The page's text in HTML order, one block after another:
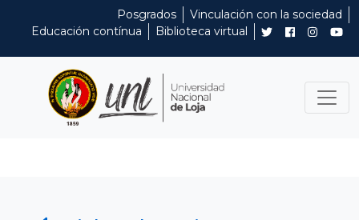
Posgrados
Vinculación con la sociedad
Educación contínua
Biblioteca virtual